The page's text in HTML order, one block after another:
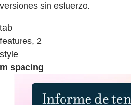
versiones sin esfuerzo.
tab
features, 2
style
m spacing